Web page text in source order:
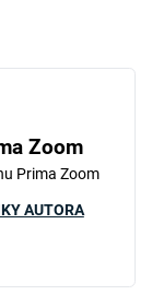
Zoom
Prima Zoom
AUTORA